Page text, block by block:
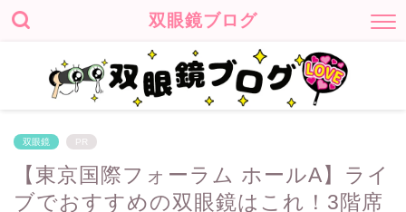
双眼鏡ブログ
双眼鏡 PR
【東京国際フォーラム ホールA】ライ
ブでおすすめの双眼鏡はこれ！3階席